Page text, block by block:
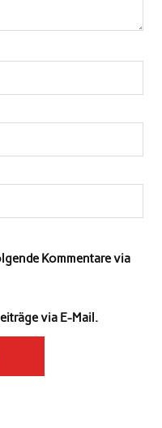
Kommentare via
via E-Mail.